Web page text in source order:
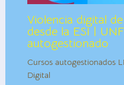
Violencia digital
desde la ESI |
autogestionado
Cursos autogestionados
Digital